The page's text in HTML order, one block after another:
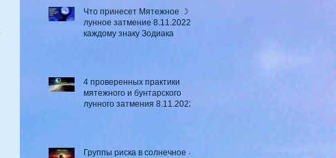
Что принесет Мятежное ☽
лунное затмение 8.11.2022
каждому знаку Зодиака
4 проверенных практики
мятежного и бунтарского
лунного затмения 8.11.2022
Группы риска в солнечное ☼